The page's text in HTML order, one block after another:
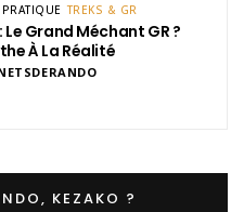
PRATIQUE TREKS & GR
Le Grand Méchant GR ?
À La Réalité
KEZAKO ?